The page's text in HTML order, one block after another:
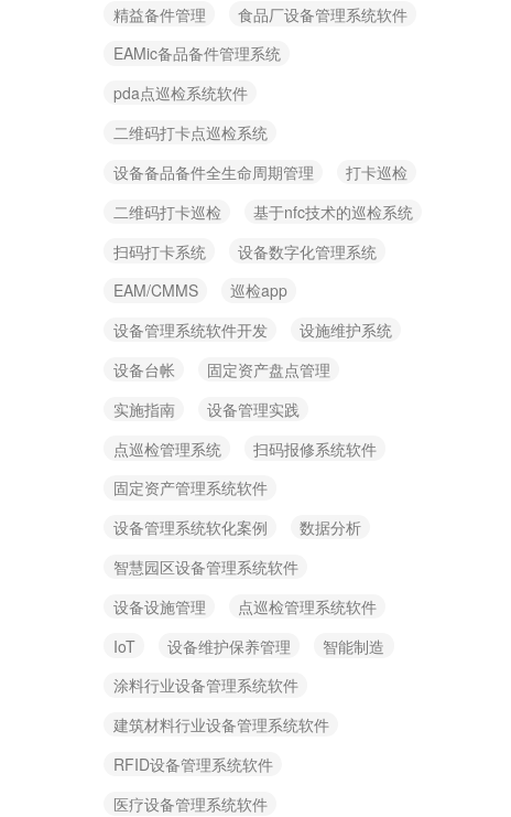
精益备件管理
食品厂设备管理系统软件
EAMic备品备件管理系统
pda点巡检系统软件
二维码打卡点巡检系统
设备备品备件全生命周期管理
打卡巡检
二维码打卡巡检
基于nfc技术的巡检系统
扫码打卡系统
设备数字化管理系统
EAM/CMMS
巡检app
设备管理系统软件开发
设施维护系统
设备台帐
固定资产盘点管理
实施指南
设备管理实践
点巡检管理系统
扫码报修系统软件
固定资产管理系统软件
设备管理系统软化案例
数据分析
智慧园区设备管理系统软件
设备设施管理
点巡检管理系统软件
IoT
设备维护保养管理
智能制造
涂料行业设备管理系统软件
建筑材料行业设备管理系统软件
RFID设备管理系统软件
医疗设备管理系统软件